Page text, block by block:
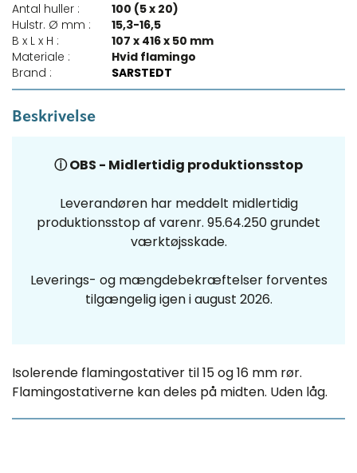
Antal huller :
100 (5 x 20)
Hulstr. Ø mm :
15,3-16,5
B x L x H :
107 x 416 x 50 mm
Materiale :
Hvid flamingo
Brand :
SARSTEDT
Beskrivelse
ⓘ OBS - Midlertidig produktionsstop
Leverandøren har meddelt midlertidig
produktionsstop af varenr. 95.64.250 grundet
værktøjsskade.
Leverings- og mængdebekræftelser forventes
tilgængelig igen i august 2026.
Isolerende flamingostativer til 15 og 16 mm rør.
Flamingostativerne kan deles på midten. Uden låg.